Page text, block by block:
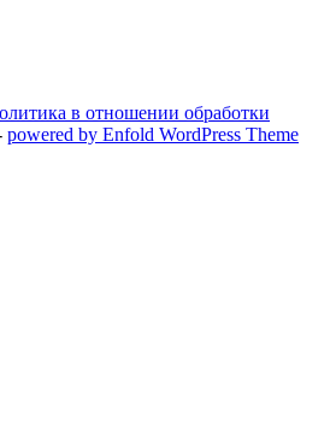
в отношении обработки
powered by Enfold WordPress Theme